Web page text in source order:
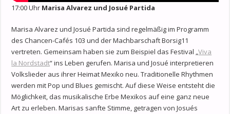
17:00 Uhr Marisa Alvarez und Josué Partida
Marisa Alvarez und Josué Partida sind regelmäßig im Programm
des Chancen-Cafés 103 und der Machbarschaft Borsig11
vertreten. Gemeinsam haben sie zum Beispiel das Festival „Viva
la Nordstadt“ ins Leben gerufen. Marisa und Josué interpretieren
Volkslieder aus ihrer Heimat Mexiko neu. Traditionelle Rhythmen
werden mit Pop und Blues gemischt. Auf diese Weise entsteht die
Möglichkeit, das musikalische Erbe Mexikos auf eine ganz neue
Art zu erleben. Marisas sanfte Stimme, getragen von Josués